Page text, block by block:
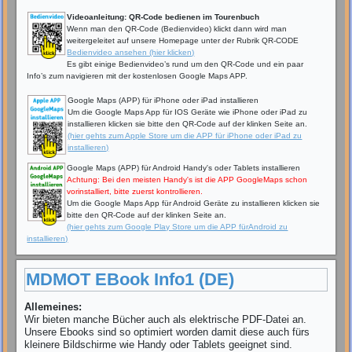
Videoanleitung: QR-Code bedienen im Tourenbuch
Wenn man den QR-Code (Bedienvideo) klickt dann wird man
weitergeleitet auf unsere Homepage unter der Rubrik QR-CODE
Bedienvideo ansehen (hier klicken)
Es gibt einige Bedienvideo’s rund um den QR-Code und ein paar
Info’s zum navigieren mit der kostenlosen Google Maps APP.
Google Maps (APP) für iPhone oder iPad installieren
Um die Google Maps App für IOS Geräte wie iPhone oder iPad zu
installieren klicken sie bitte den QR-Code auf der klinken Seite an.
(hier gehts zum Apple Store um die APP für iPhone oder iPad zu
installieren)
Google Maps (APP) für Android Handy's oder Tablets installieren
Achtung: Bei den meisten Handy's ist die APP GoogleMaps schon
vorinstalliert, bitte zuerst kontrollieren.
Um die Google Maps App für Android Geräte zu installieren klicken sie
bitte den QR-Code auf der klinken Seite an.
(hier gehts zum Google Play Store um die APP fürAndroid zu
installieren)
MDMOT EBook Info1 (DE)
Allemeines:
Wir bieten manche Bücher auch als elektrische PDF-Datei an.
Unsere Ebooks sind so optimiert worden damit diese auch fürs
kleinere Bildschirme wie Handy oder Tablets geeignet sind.